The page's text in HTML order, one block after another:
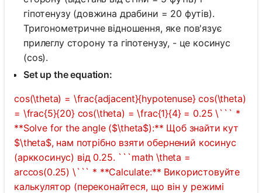
гіпотенузу (довжина драбини = 20 футів).
Тригонометричне відношення, яке пов'язує
прилеглу сторону та гіпотенузу, - це косинус
(cos).
Set up the equation:
cos(\theta) = \frac{adjacent}{hypotenuse} cos(\theta)
= \frac{5}{20} cos(\theta) = \frac{1}{4} = 0.25 \``` *
**Solve for the angle ($\theta$):** Щоб знайти кут
$\theta$, нам потрібно взяти обернений косинус
(арккосинус) від 0.25. ```math \theta =
arccos(0.25) \``` * **Calculate:** Використовуйте
калькулятор (переконайтеся, що він у режимі